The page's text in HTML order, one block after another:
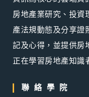
房地產業研究、投資
產法規動態及分享證
記及心得，並提供房
正在學習房地產知識
聯絡學院